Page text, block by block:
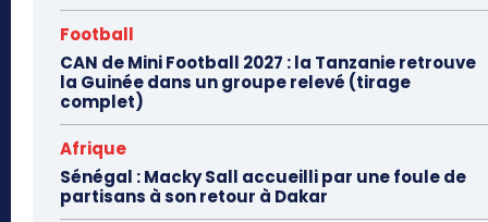
Football
CAN de Mini Football 2027 : la Tanzanie retrouve
la Guinée dans un groupe relevé (tirage
complet)
Afrique
Sénégal : Macky Sall accueilli par une foule de
partisans à son retour à Dakar